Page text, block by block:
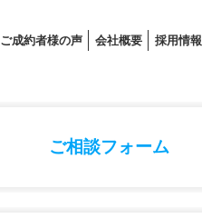
ご成約者様の声 会社概要 採⽤情報
ご相談フォーム